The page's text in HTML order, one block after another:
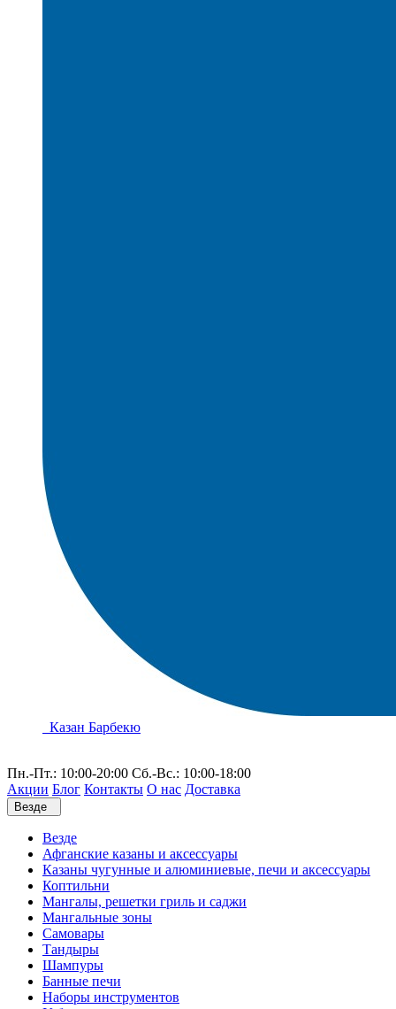
Казан Барбекю
Пн.-Пт.: 10:00-20:00 Сб.-Вс.: 10:00-18:00
Акции Блог Контакты О нас Доставка
Везде
Везде
Афганские казаны и аксессуары
Казаны чугунные и алюминиевые, печи и аксессуары
Коптильни
Мангалы, решетки гриль и саджи
Мангальные зоны
Самовары
Тандыры
Шампуры
Банные печи
Наборы инструментов